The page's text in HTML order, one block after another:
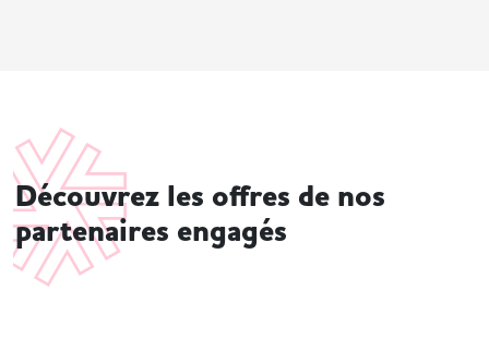
Découvrez les offres de nos
partenaires engagés